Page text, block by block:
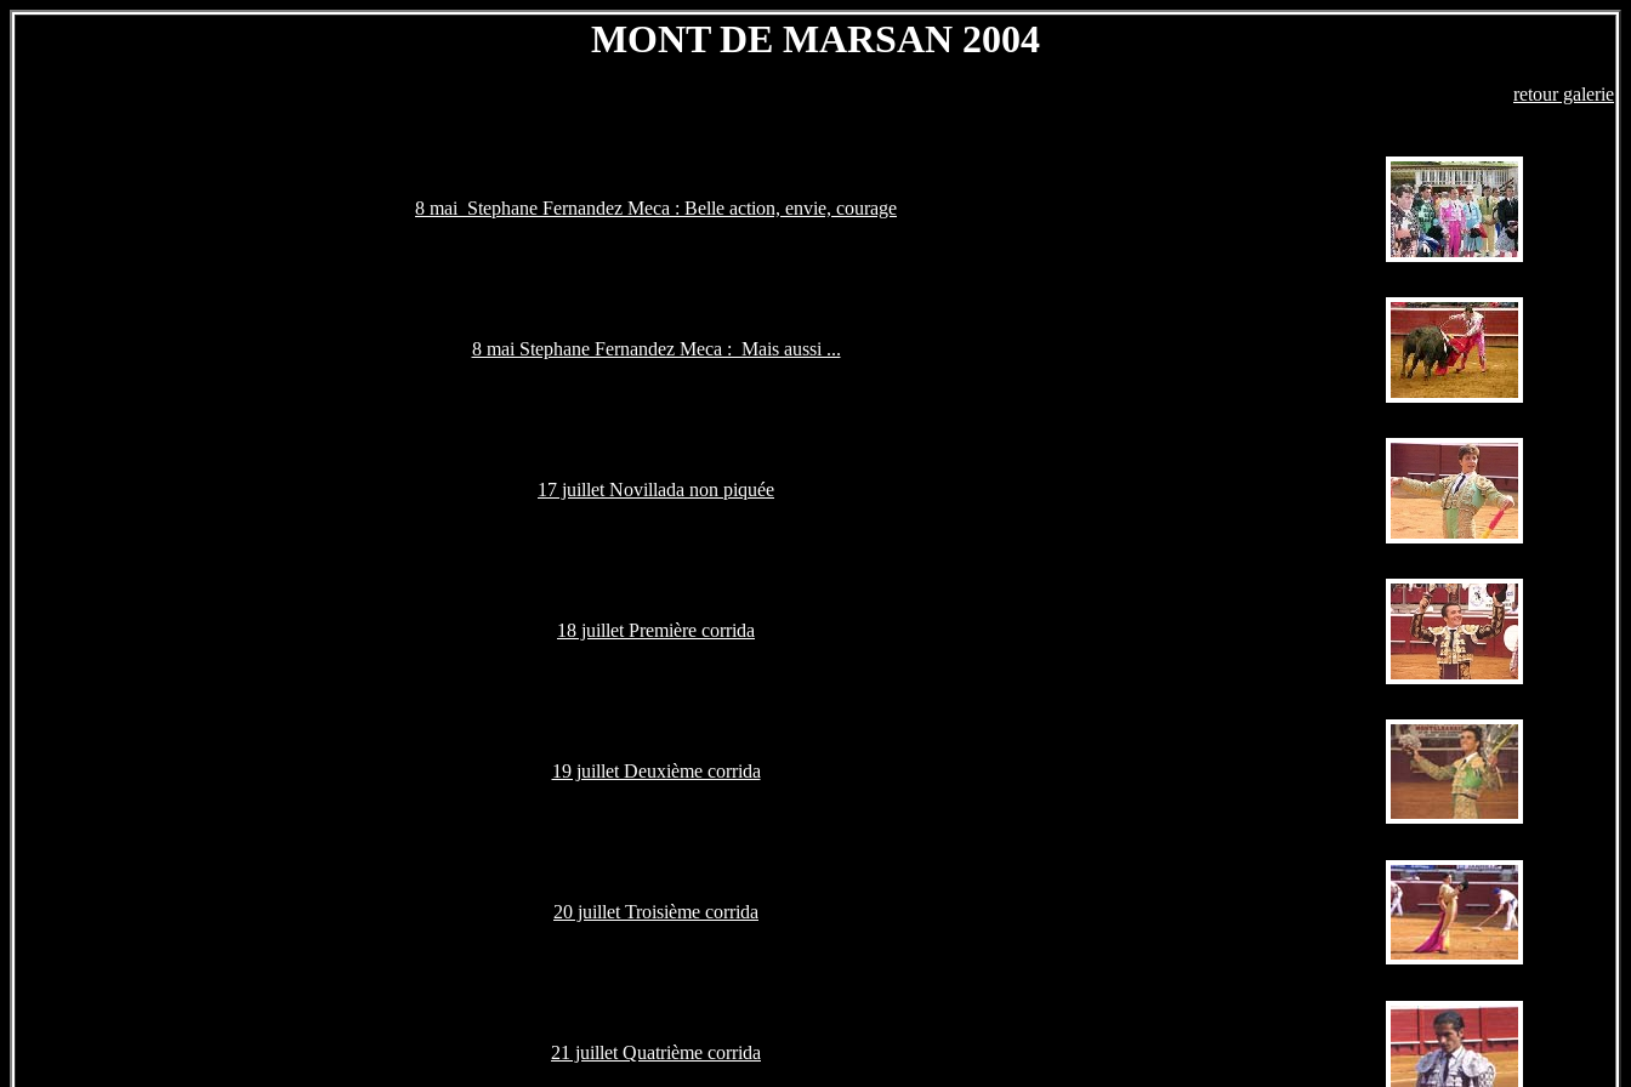
MONT DE MARSAN 2004
retour galerie
8 mai Stephane Fernandez Meca : Belle action, envie, courage
8 mai Stephane Fernandez Meca : Mais aussi ...
17 juillet Novillada non piquée
18 juillet Première corrida
19 juillet Deuxième corrida
20 juillet Troisième corrida
21 juillet Quatrième corrida